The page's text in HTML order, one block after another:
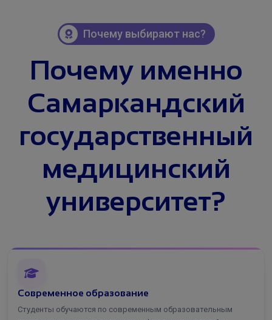
Почему выбирают нас?
Почему именно
Самаркандский
государственный
медицинский
университет?
Современное образование
Студенты обучаются по современным образовательным